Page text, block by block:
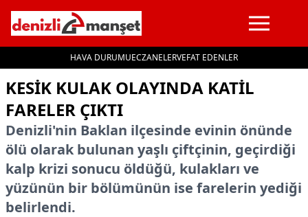
HAVA DURUMUECZANELERVEFAT EDENLER
İçeriğe geç
KESIK KULAK OLAYINDA KATIL
FARELER ÇIKTI
Denizli'nin Baklan ilçesinde evinin önünde
ölü olarak bulunan yaşlı çiftçinin, geçirdiği
kalp krizi sonucu öldüğü, kulakları ve
yüzünün bir bölümünün ise farelerin yediği
belirlendi.